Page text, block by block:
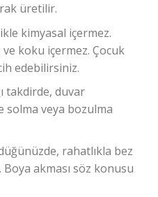
üretilir.
kimyasal içermez.
koku içermez. Çocuk
edebilirsiniz.
takdirde, duvar
solma veya bozulma
rahatlıkla bez
akması söz konusu